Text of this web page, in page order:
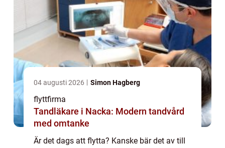
04 augusti 2026 Simon Hagberg
flyttfirma
Tandläkare i Nacka: Modern tandvård
med omtanke
Är det dags att flytta? Kanske bär det av till